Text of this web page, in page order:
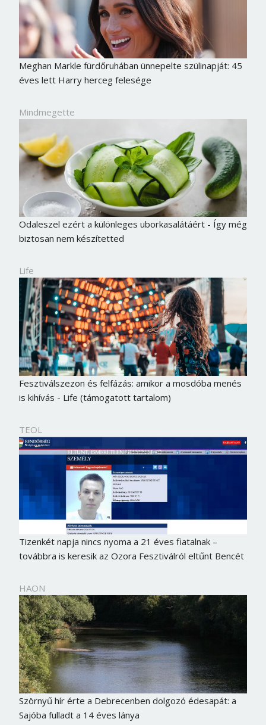
Meghan Markle fürdőruhában ünnepelte szülinapját: 45
éves lett Harry herceg felesége
Mindmegette
Odaleszel ezért a különleges uborkasalátáért - Így még
biztosan nem készítetted
Life
Fesztiválszezon és felfázás: amikor a mosdóba menés
is kihívás - Life (támogatott tartalom)
TEOL
Tizenkét napja nincs nyoma a 21 éves fiatalnak –
továbbra is keresik az Ozora Fesztiválról eltűnt Bencét
HAON
Szörnyű hír érte a Debrecenben dolgozó édesapát: a
Sajóba fulladt a 14 éves lánya
Jelszó
Mégse Bejelentkezés